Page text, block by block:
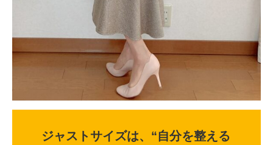
ジャストサイズは、“自分を整える